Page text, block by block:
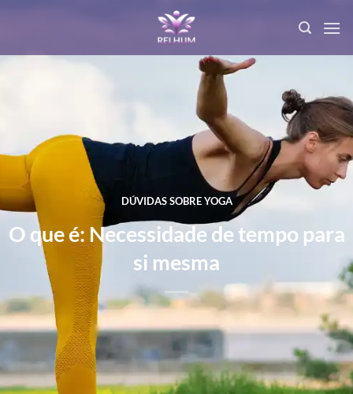
DÚVIDAS SOBRE YOGA
O que é: Necessidade de tempo para
si mesma